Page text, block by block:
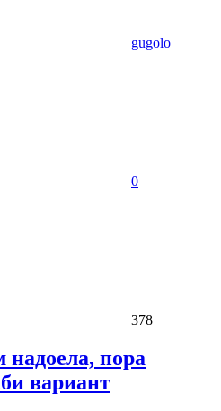
gugolo
0
378
пора
вариант